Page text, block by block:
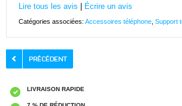
Lire tous les avis | Écrire un avis
Catégories associées: Accessoires téléphone Support
LIVRAISON RAPIDE